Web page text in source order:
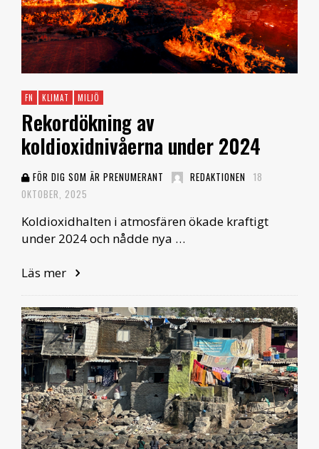
FN KLIMAT MILJÖ
Rekordökning av
koldioxidnivåerna under 2024
FÖR DIG SOM ÄR PRENUMERANT REDAKTIONEN 18
OKTOBER, 2025
Koldioxidhalten i atmosfären ökade kraftigt
under 2024 och nådde nya …
Läs mer